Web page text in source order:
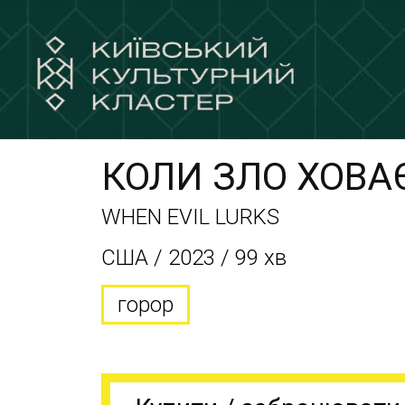
КОЛИ ЗЛО
WHEN EVIL LURKS
США / 2023 / 99 хв
горор